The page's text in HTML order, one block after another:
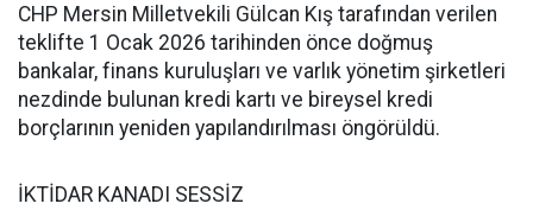
CHP Mersin Milletvekili Gülcan Kış tarafından verilen
teklifte 1 Ocak 2026 tarihinden önce doğmuş
bankalar, finans kuruluşları ve varlık yönetim şirketleri
nezdinde bulunan kredi kartı ve bireysel kredi
borçlarının yeniden yapılandırılması öngörüldü.
İKTİDAR KANADI SESSİZ